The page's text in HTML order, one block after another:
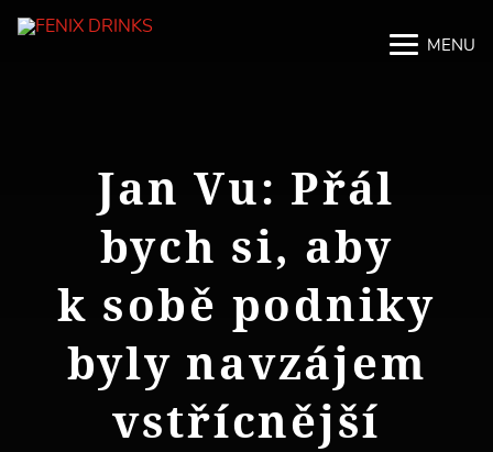
MENU
Jan Vu: Přál
bych si, aby
k sobě podniky
byly navzájem
vstřícnější